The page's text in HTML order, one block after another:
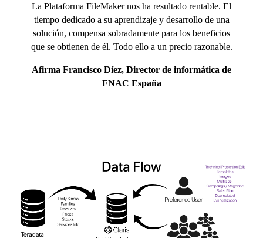
La Plataforma FileMaker nos ha resultado rentable. El
tiempo dedicado a su aprendizaje y desarrollo de una
solución, compensa sobradamente para los beneficios
que se obtienen de él. Todo ello a un precio razonable.
Afirma Francisco Díez, Director de informática de
FNAC España